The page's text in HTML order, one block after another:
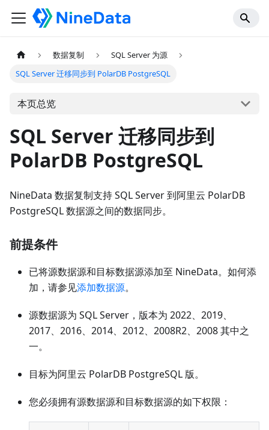
数据复制
SQL Server 为源
SQL Server 迁移同步到 PolarDB PostgreSQL
本页总览
SQL Server 迁移同步到
PolarDB PostgreSQL
NineData 数据复制支持 SQL Server 到阿里云 PolarDB
PostgreSQL 数据源之间的数据同步。
前提条件
已将源数据源和目标数据源添加至 NineData。如何添
加，请参见添加数据源。
源数据源为 SQL Server，版本为 2022、2019、
2017、2016、2014、2012、2008R2、2008 其中之
一。
目标为阿里云 PolarDB PostgreSQL 版。
您必须拥有源数据源和目标数据源的如下权限：